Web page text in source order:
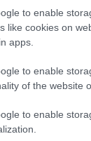
to enable
like cookies on
apps.
to enable
of the website
to enable
a cég
teszi.
nem
látja azt,
Magyarán: egy
hangzik.